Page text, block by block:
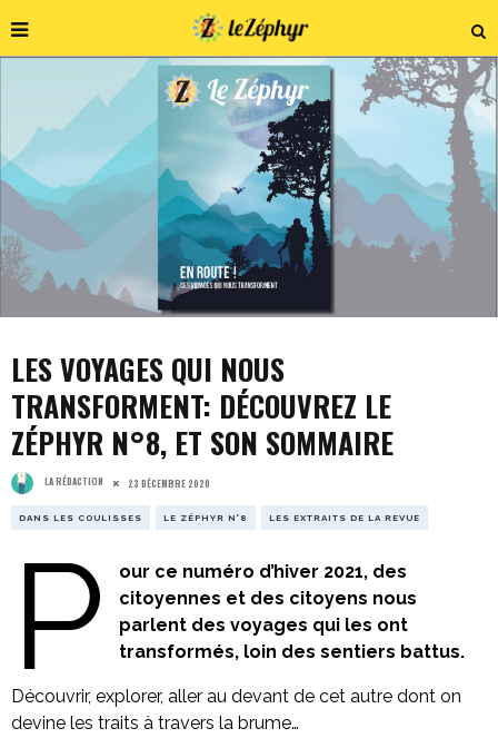
LES VOYAGES QUI NOUS
TRANSFORMENT: DÉCOUVREZ LE
ZÉPHYR N°8, ET SON SOMMAIRE
LA RÉDACTION 23 DÉCEMBRE 2020
DANS LES COULISSES LE ZÉPHYR N°8 LES EXTRAITS DE LA REVUE
P
our ce numéro d’hiver 2021, des
citoyennes et des citoyens nous
parlent des voyages qui les ont
transformés, loin des sentiers battus.
Découvrir, explorer, aller au devant de cet autre dont on
devine les traits à travers la brume…